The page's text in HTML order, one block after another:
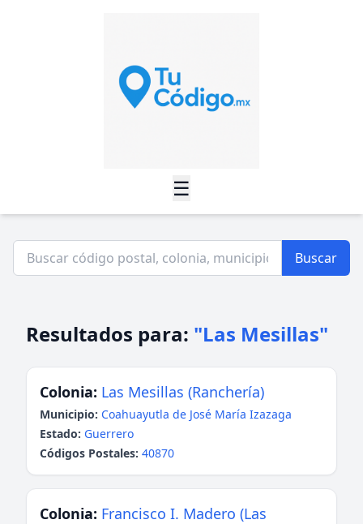
☰
Buscar
Resultados para: "Las Mesillas"
Colonia: Las Mesillas (Ranchería)
Municipio: Coahuayutla de José María Izazaga
Estado: Guerrero
Códigos Postales: 40870
Colonia: Francisco I. Madero (Las